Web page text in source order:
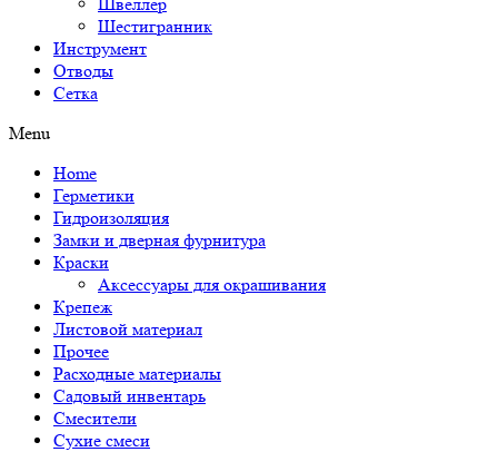
Шестигранник
Инструмент
Отводы
Сетка
Menu
Home
Герметики
Гидроизоляция
Замки и дверная фурнитура
Краски
Аксессуары для окрашивания
Крепеж
Листовой материал
Прочее
Расходные материалы
Садовый инвентарь
Смесители
Сухие смеси